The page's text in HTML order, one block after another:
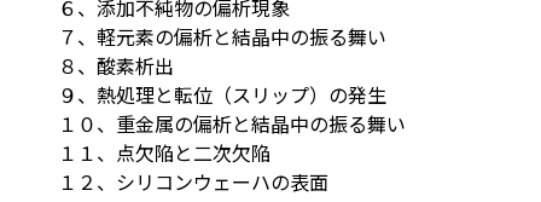
６、添加不純物の偏析現象
７、軽元素の偏析と結晶中の振る舞い
８、酸素析出
９、熱処理と転位（スリップ）の発生
１０、重金属の偏析と結晶中の振る舞い
１１、点欠陥と二次欠陥
１２、シリコンウェーハの表面